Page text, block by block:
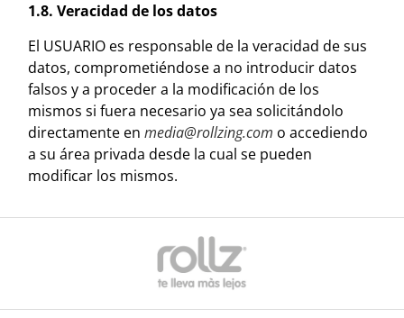
1.8. Veracidad de los datos
El USUARIO es responsable de la veracidad de sus
datos, comprometiéndose a no introducir datos
falsos y a proceder a la modificación de los
mismos si fuera necesario ya sea solicitándolo
directamente en media@rollzing.com o accediendo
a su área privada desde la cual se pueden
modificar los mismos.